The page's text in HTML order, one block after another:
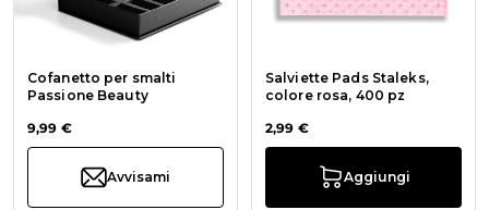
Cofanetto per smalti
Passione Beauty
9,99 €
Avvisami
Salviette Pads Staleks,
colore rosa, 400 pz
2,99 €
Aggiungi